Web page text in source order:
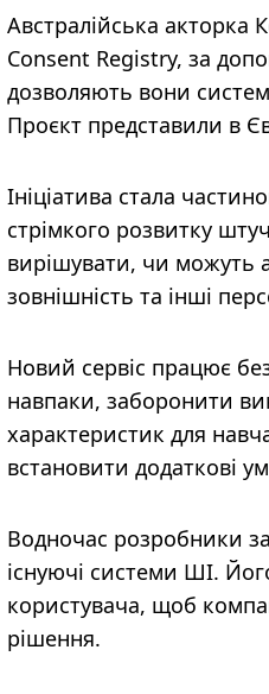
Австралійська акторка
Consent Registry, за
дозволяють вони
Проєкт представили в
Ініціатива стала
стрімкого розвитку
вирішувати, чи можуть
зовнішність та інші
Новий сервіс працює
навпаки, заборонити
характеристик для
встановити додаткові
Водночас розробники
існуючі системи ШІ.
користувача, щоб
рішення.